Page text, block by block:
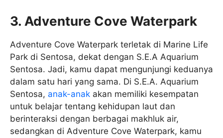
3. Adventure Cove Waterpark
Adventure Cove Waterpark terletak di Marine Life
Park di Sentosa, dekat dengan S.E.A Aquarium
Sentosa. Jadi, kamu dapat mengunjungi keduanya
dalam satu hari yang sama. Di S.E.A. Aquarium
Sentosa, anak-anak akan memiliki kesempatan
untuk belajar tentang kehidupan laut dan
berinteraksi dengan berbagai makhluk air,
sedangkan di Adventure Cove Waterpark, kamu